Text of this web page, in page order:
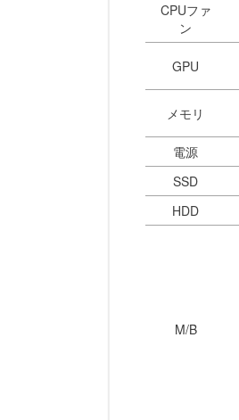
CPUファ
ン
GPU
メモリ
電源
SSD
HDD
M/B